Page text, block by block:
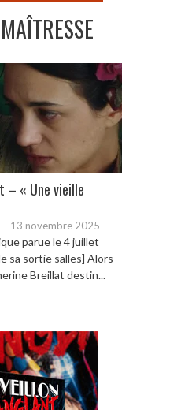
– « Une vieille
- 13 novembre 2025
parue le 4 juillet
sa sortie salles] Alors
Breillat destin...